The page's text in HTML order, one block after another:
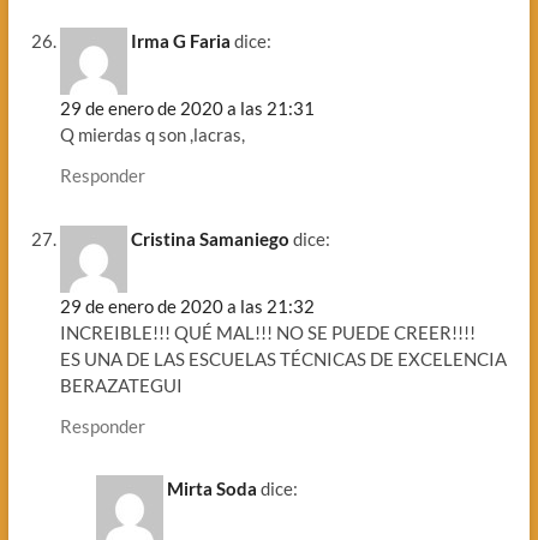
Irma G Faria dice:
29 de enero de 2020 a las 21:31
Q mierdas q son ,lacras,
Responder
Cristina Samaniego dice:
29 de enero de 2020 a las 21:32
INCREIBLE!!! QUÉ MAL!!! NO SE PUEDE CREER!!!!
ES UNA DE LAS ESCUELAS TÉCNICAS DE EXCELENCIA
BERAZATEGUI
Responder
Mirta Soda dice: